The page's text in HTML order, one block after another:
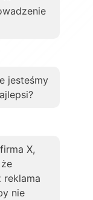
jesteśmy
X,
reklama
nie